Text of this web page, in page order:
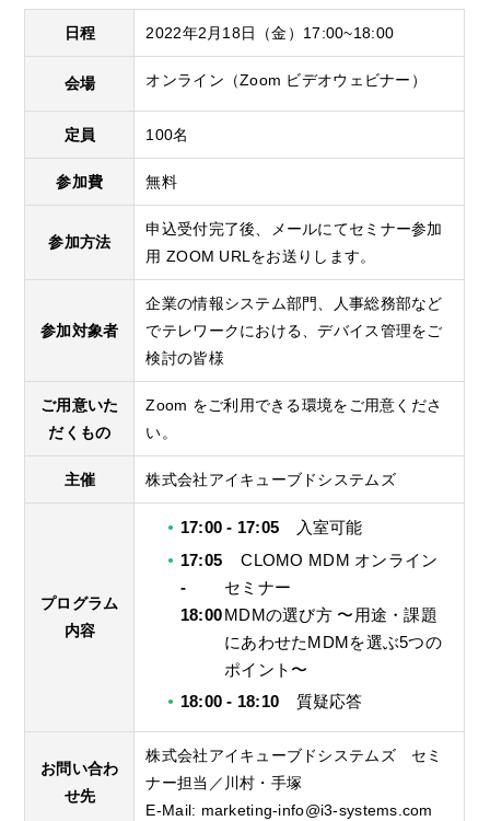
日程 2022年2月18日（金）17:00~18:00
会場 オンライン（Zoom ビデオウェビナー）
定員 100名
参加費 無料
参加方法
申込受付完了後、メールにてセミナー参加
用 ZOOM URLをお送りします。
参加対象者
企業の情報システム部門、人事総務部など
でテレワークにおける、デバイス管理をご
検討の皆様
ご用意いた
だくもの
Zoom をご利用できる環境をご用意くださ
い。
主催 株式会社アイキューブドシステムズ
プログラム
内容
17:00 - 17:05 入室可能
17:05
-
18:00
CLOMO MDM オンライン
セミナー
MDMの選び方 〜用途・課題
にあわせたMDMを選ぶ5つの
ポイント〜
18:00 - 18:10 質疑応答
お問い合わ
せ先
株式会社アイキューブドシステムズ セミ
ナー担当／川村・手塚
E-Mail: marketing-info@i3-systems.com